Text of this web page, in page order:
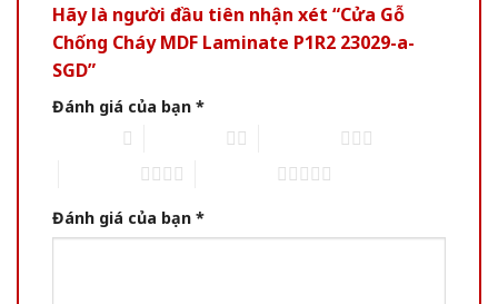
Hãy là người đầu tiên nhận xét “Cửa Gỗ
Chống Cháy MDF Laminate P1R2 23029-a-
SGD”
Đánh giá của bạn *
Đánh giá của bạn *